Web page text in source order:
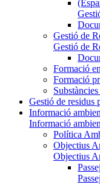
Gestió de
Gestió de
Formació
Formació
Gestió de residus
Informació
Informació
Política
Objectius
Objectius